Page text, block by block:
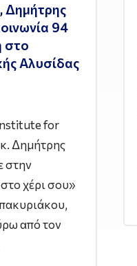
Δημήτρης
94
στο
Αλυσίδας
for
Δημήτρης
στην
χέρι σου»
από τον